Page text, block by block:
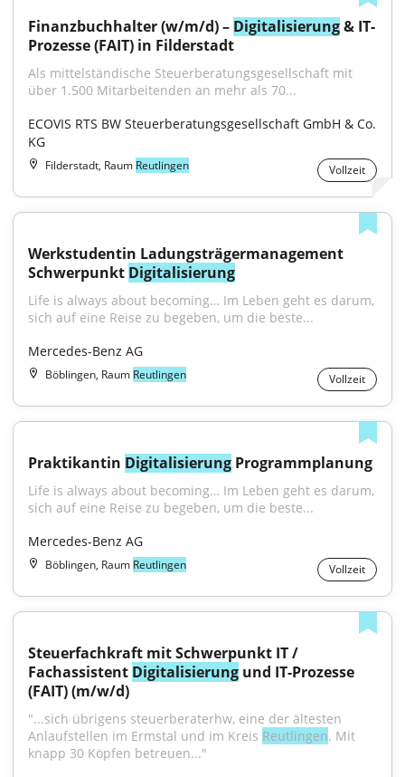
Finanzbuchhalter (w/m/d) – Digitalisierung & IT-
Prozesse (FAIT) in Filderstadt
Als mittelständische Steuerberatungsgesellschaft mit
über 1.500 Mitarbeitenden an mehr als 70...
ECOVIS RTS BW Steuerberatungsgesellschaft GmbH & Co.
KG
Filderstadt, Raum Reutlingen Vollzeit
Werkstudentin Ladungsträgermanagement
Schwerpunkt Digitalisierung
Life is always about becoming… Im Leben geht es darum,
sich auf eine Reise zu begeben, um die beste...
Mercedes-Benz AG
Böblingen, Raum Reutlingen Vollzeit
Praktikantin Digitalisierung Programmplanung
Life is always about becoming… Im Leben geht es darum,
sich auf eine Reise zu begeben, um die beste...
Mercedes-Benz AG
Böblingen, Raum Reutlingen Vollzeit
Steuerfachkraft mit Schwerpunkt IT /
Fachassistent Digitalisierung und IT-Prozesse
(FAIT) (m/w/d)
"...sich übrigens steuerberaterhw, eine der ältesten
Anlaufstellen im Ermstal und im Kreis Reutlingen. Mit
knapp 30 Köpfen betreuen..."